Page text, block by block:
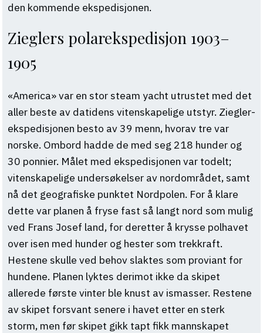
den kommende ekspedisjonen.
Zieglers polarekspedisjon 1903–
1905
«America» var en stor steam yacht utrustet med det
aller beste av datidens vitenskapelige utstyr. Ziegler-
ekspedisjonen besto av 39 menn, hvorav tre var
norske. Ombord hadde de med seg 218 hunder og
30 ponnier. Målet med ekspedisjonen var todelt;
vitenskapelige undersøkelser av nordområdet, samt
nå det geografiske punktet Nordpolen. For å klare
dette var planen å fryse fast så langt nord som mulig
ved Frans Josef land, for deretter å krysse polhavet
over isen med hunder og hester som trekkraft.
Hestene skulle ved behov slaktes som proviant for
hundene. Planen lyktes derimot ikke da skipet
allerede første vinter ble knust av ismasser. Restene
av skipet forsvant senere i havet etter en sterk
storm, men før skipet gikk tapt fikk mannskapet